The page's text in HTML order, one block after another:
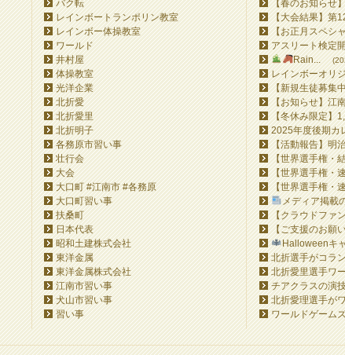
バク転
レインボートランポリン教室
レインボー体操教室
ワールド
井村屋
体操教室
光洋企業
北折愛
北折愛里
北折明子
各務原市習い事
壮行会
大会
大口町 #江南市 #各務原
大口町習い事
扶桑町
日本代表
昭和土建株式会社
東洋金属
東洋金属株式会社
江南市習い事
犬山市習い事
習い事
【春のお知らせ
【大会結果】第
【お正月スペシ
アスリート検定
Rain...
レインボーオリ
【新規生徒募集
【お知らせ】江
【冬休み限定】
2025年度後期カ
【活動報告】明
【世界選手権・
【世界選手権・
【世界選手権・
メディア掲載
【クラウドファ
【ご支援のお願
Halloweenキ
北折選手がコラ
北折愛里選手ワ
チアクラスの演
北折愛理選手が
ワールドゲーム